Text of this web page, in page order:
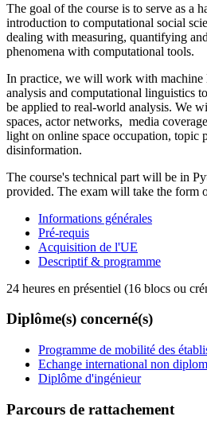
The goal of the course is to serve as a
introduction to computational social
dealing with measuring, quantifying
phenomena with computational tools.
In practice, we will work with machine
analysis and computational linguistics
be applied to real-world analysis. We
spaces, actor networks, media
light on online space occupation, topic
disinformation.
The course's technical part will be in
provided. The exam will take the form
Informations générales
Pré-requis
Acquisition de l'UE
Descriptif & programme
24 heures en présentiel (16 blocs ou
Diplôme(s) concerné(s)
Programme de mobilité des
Echange international non
Diplôme d'ingénieur
Parcours de rattachement